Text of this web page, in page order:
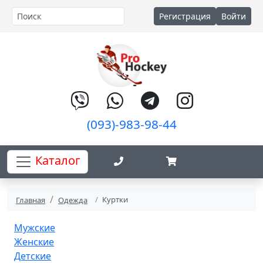
Регистрация Войти
(093)-983-98-44
Каталог
Главная Одежда Куртки
Мужские
Женские
Детские